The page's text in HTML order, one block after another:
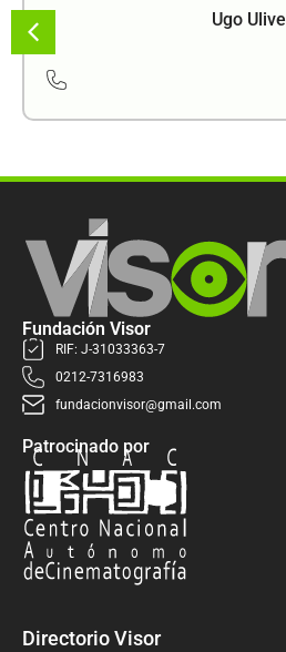
Ugo Ulive
Fundación Visor
RIF: J-31033363-7
0212-7316983
fundacionvisor@gmail.com
Patrocinado por
Directorio Visor